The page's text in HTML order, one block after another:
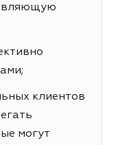
клиентов
могут